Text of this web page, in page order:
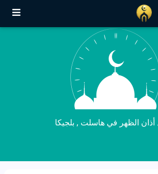
الظهر في هاسلت , بلجيكا